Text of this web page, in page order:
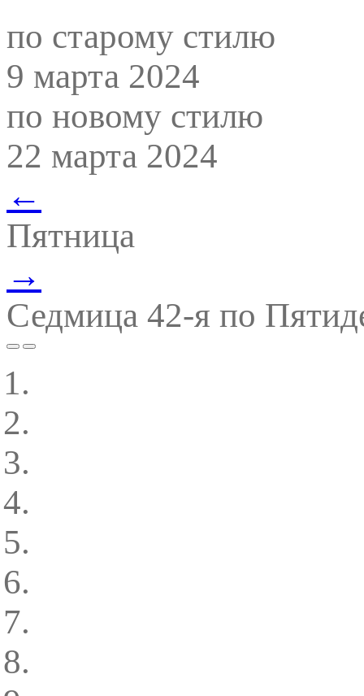
по старому стилю
9 марта 2024
по новому стилю
22 марта 2024
←
Пятница
→
Седмица 42-я по